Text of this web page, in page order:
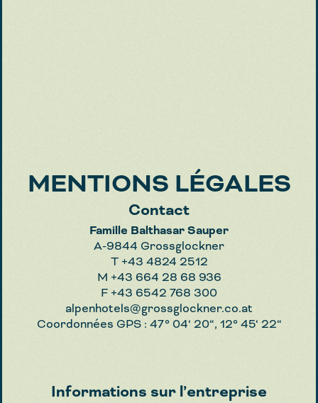
MENTIONS LÉGALES
Contact
Famille Balthasar Sauper
A-9844 Grossglockner
T +43 4824 2512
M +43 664 28 68 936
F +43 6542 768 300
alpenhotels@grossglockner.co.at
Coordonnées GPS : 47° 04‘ 20“, 12° 45‘ 22“
Informations sur l’entreprise